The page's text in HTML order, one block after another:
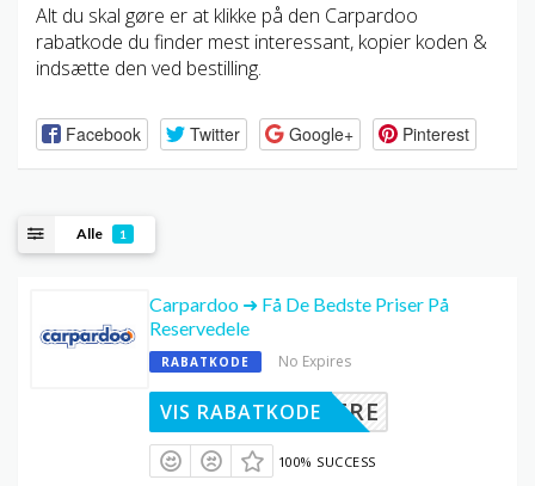
Alt du skal gøre er at klikke på den Carpardoo
rabatkode du finder mest interessant, kopier koden &
indsætte den ved bestilling.
Facebook Twitter Google+ Pinterest
Alle 1
Carpardoo ➜ Få De Bedste Priser På
Reservedele
RABATKODE No Expires
S VIDERE
VIS RABATKODE
100% SUCCESS